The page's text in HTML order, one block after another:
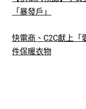
「暴發戶」
快電商、C2C獻上「
件保暖衣物